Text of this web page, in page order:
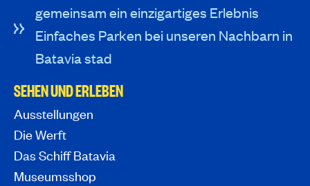
gemeinsam ein einzigartiges Erlebnis
Einfaches Parken bei unseren Nachbarn in
Batavia stad
SEHEN UND ERLEBEN
Ausstellungen
Die Werft
Das Schiff Batavia
Museumsshop